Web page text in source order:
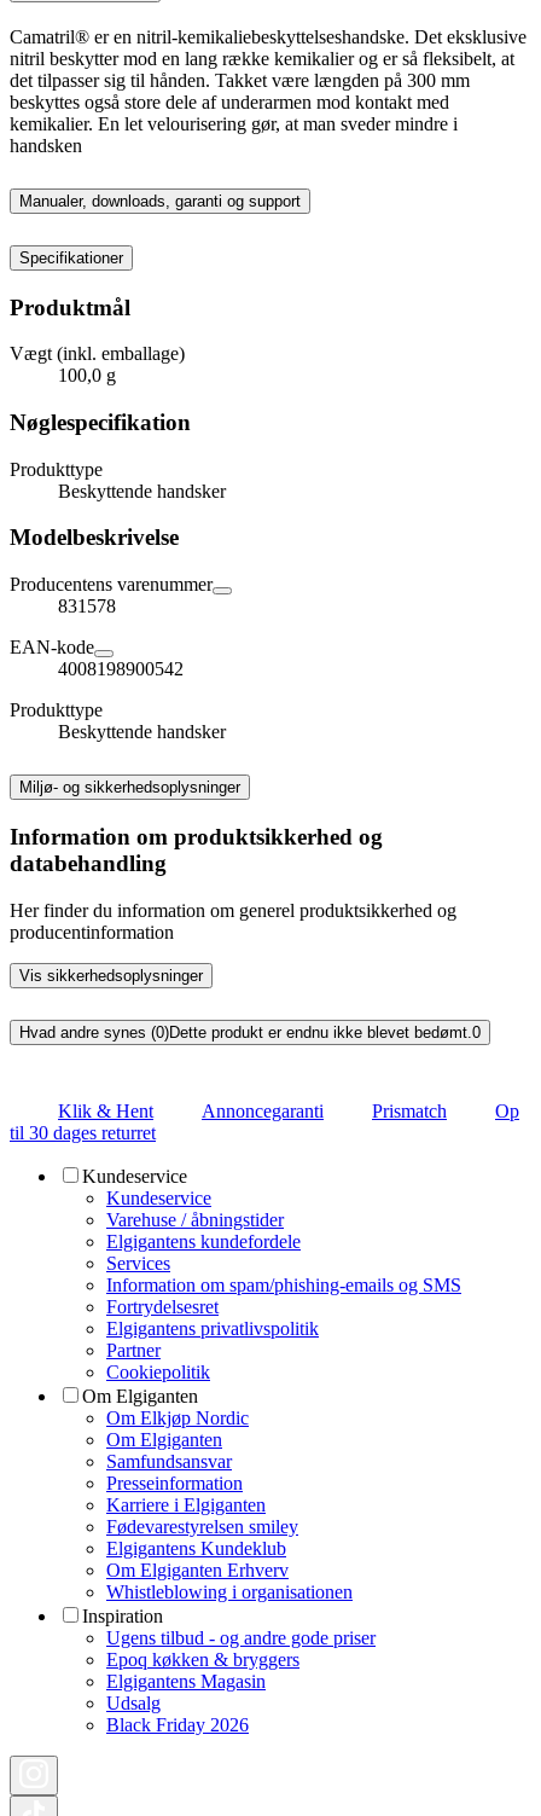
Camatril® er en nitril-kemikaliebeskyttelseshandske. Det eksklusive
nitril beskytter mod en lang række kemikalier og er så fleksibelt, at
det tilpasser sig til hånden. Takket være længden på 300 mm
beskyttes også store dele af underarmen mod kontakt med
kemikalier. En let velourisering gør, at man sveder mindre i
handsken
Manualer, downloads, garanti og support
Specifikationer
Produktmål
Vægt (inkl. emballage)
100,0 g
Nøglespecifikation
Produkttype
Beskyttende handsker
Modelbeskrivelse
Producentens varenummer
831578
EAN-kode
4008198900542
Produkttype
Beskyttende handsker
Miljø- og sikkerhedsoplysninger
Information om produktsikkerhed og
databehandling
Her finder du information om generel produktsikkerhed og
producentinformation
Vis sikkerhedsoplysninger
Hvad andre synes (0)Dette produkt er endnu ikke blevet bedømt. 0
Klik & Hent Annoncegaranti Prismatch
Op
til 30 dages returret
Kundeservice
Kundeservice
Varehuse / åbningstider
Elgigantens kundefordele
Services
Information om spam/phishing-emails og SMS
Fortrydelsesret
Elgigantens privatlivspolitik
Partner
Cookiepolitik
Om Elgiganten
Om Elkjøp Nordic
Om Elgiganten
Samfundsansvar
Presseinformation
Karriere i Elgiganten
Fødevarestyrelsen smiley
Elgigantens Kundeklub
Om Elgiganten Erhverv
Whistleblowing i organisationen
Inspiration
Ugens tilbud - og andre gode priser
Epoq køkken & bryggers
Elgigantens Magasin
Udsalg
Black Friday 2026